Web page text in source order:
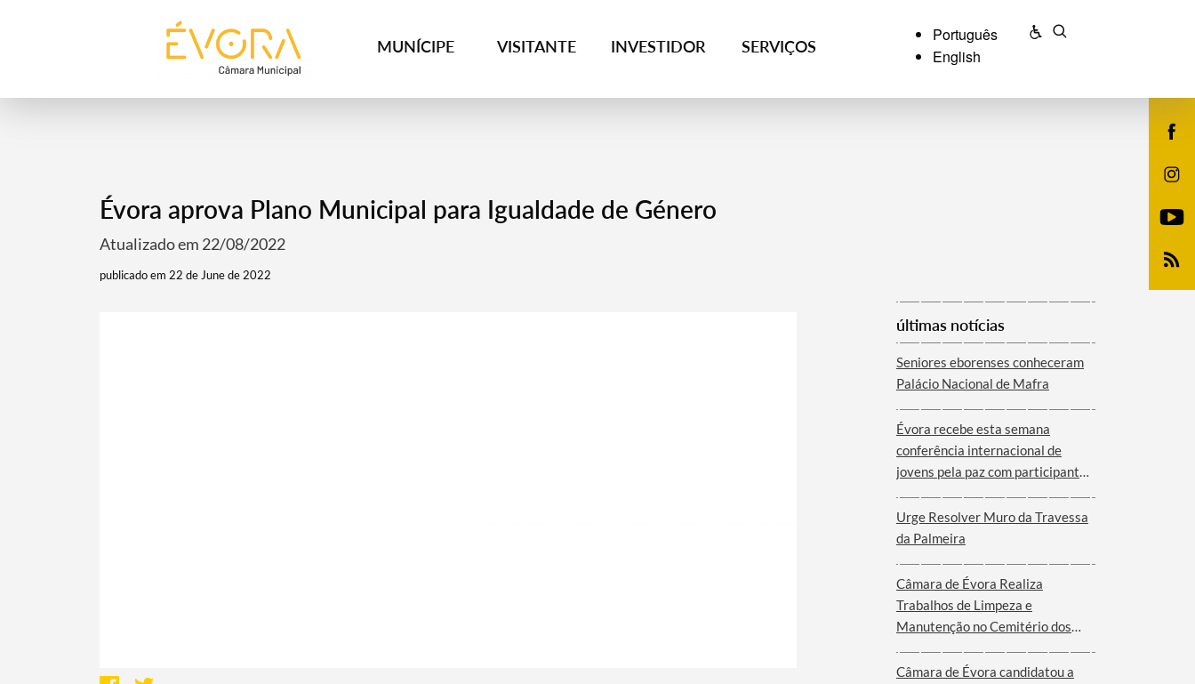
MUNÍCIPE VISITANTE INVESTIDOR SERVIÇOS
Português
English
Évora aprova Plano Municipal para Igualdade de Género
Atualizado em 22/08/2022
publicado em 22 de June de 2022
últimas notícias
Seniores eborenses conheceram
Palácio Nacional de Mafra
Évora recebe esta semana
conferência internacional de
jovens pela paz com participantes
Urge Resolver Muro da Travessa
da Palmeira
Câmara de Évora Realiza
Trabalhos de Limpeza e
Manutenção no Cemitério dos
Câmara de Évora candidatou a